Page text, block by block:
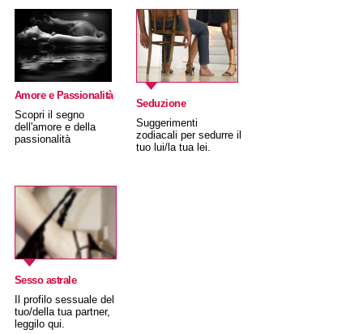
Amore e Passionalità
Scopri il segno
dell'amore e della
passionalità
Seduzione
Suggerimenti
zodiacali per sedurre il
tuo lui/la tua lei.
Sesso astrale
Il profilo sessuale del
tuo/della tua partner,
leggilo qui.